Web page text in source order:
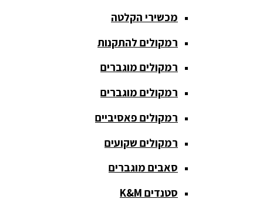
כריזה
ומגפונים
מדונה
אלחוטית
מיקסר
מוגברים
מיקרופון
מכשירי הקלטה
רמקולים להתקנות
רמקולים מוגברים
רמקולים מוגברים
רמקולים פאסיביים
רמקולים שקועים
סאבים מוגברים
סטנדים K&M